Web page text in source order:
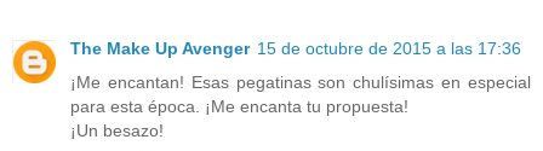
The Make Up Avenger 15 de octubre de 2015 a las 17:36
¡Me encantan! Esas pegatinas son chulísimas en especial
para esta época. ¡Me encanta tu propuesta!
¡Un besazo!